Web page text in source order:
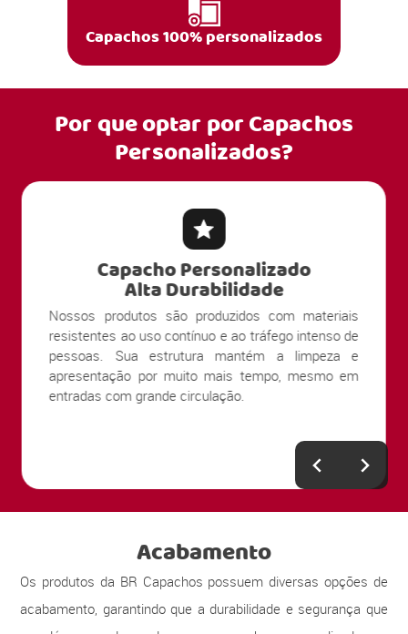
Capachos 100% personalizados
Por que optar porCapachos
Personalizados?
Capacho Personalizado
Alta Durabilidade
Nossos produtos são produzidos com materiais
resistentes ao uso contínuo e ao tráfego intenso de
pessoas. Sua estrutura mantém a limpeza e
apresentação por muito mais tempo, mesmo em
entradas com grande circulação.
Acabamento
Os produtos da BR Capachos possuem diversas opções de
acabamento, garantindo que a durabilidade e segurança que